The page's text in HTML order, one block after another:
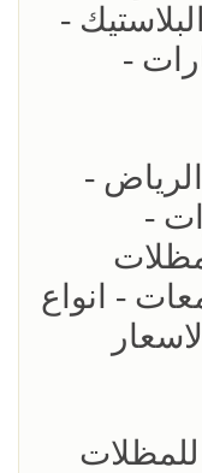
-
-
-
-
مظلات
- انواع
للمظلات